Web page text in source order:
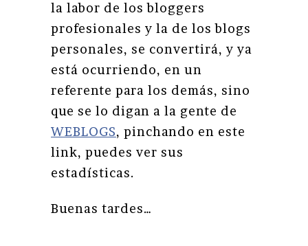
la labor de los bloggers
profesionales y la de los blogs
personales, se convertirá, y ya
está ocurriendo, en un
referente para los demás, sino
que se lo digan a la gente de
WEBLOGS, pinchando en este
link, puedes ver sus
estadísticas.
Buenas tardes…